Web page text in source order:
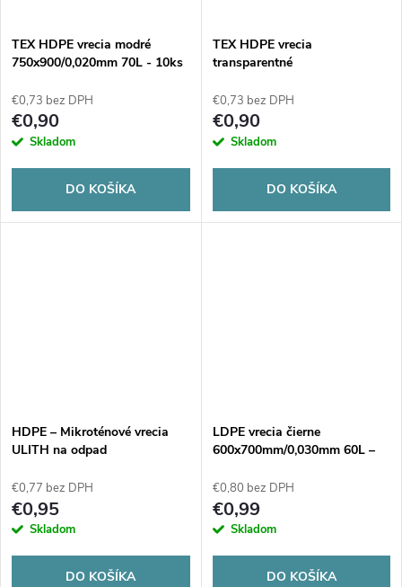
TEX HDPE vrecia modré
750x900/0,020mm 70L - 10ks
€0,73 bez DPH
€0,90
Skladom
DO KOŠÍKA
TEX HDPE vrecia
transparentné
€0,73 bez DPH
€0,90
Skladom
DO KOŠÍKA
HDPE – Mikroténové vrecia
ULITH na odpad
€0,77 bez DPH
€0,95
Skladom
DO KOŠÍKA
LDPE vrecia čierne
600x700mm/0,030mm 60L –
€0,80 bez DPH
€0,99
Skladom
DO KOŠÍKA